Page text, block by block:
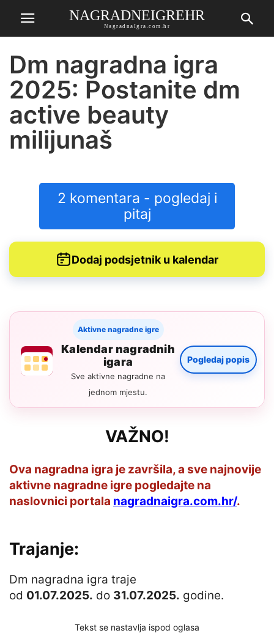
NAGRADNEIGREHR
NagradnaIgra.com.hr
Dm nagradna igra
2025: Postanite dm
active beauty
milijunaš
2 komentara - pogledaj i
pitaj
Dodaj podsjetnik u kalendar
Aktivne nagradne igre
Kalendar nagradnih
igara
Sve aktivne nagradne na
jednom mjestu.
Pogledaj popis
VAŽNO!
Ova nagradna igra je završila, a sve najnovije
aktivne nagradne igre pogledajte na
naslovnici portala nagradnaigra.com.hr/.
Trajanje:
Dm nagradna igra traje
od 01.07.2025. do 31.07.2025. godine.
Tekst se nastavlja ispod oglasa